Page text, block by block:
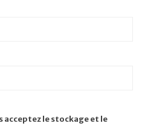
acceptez le stockage et le